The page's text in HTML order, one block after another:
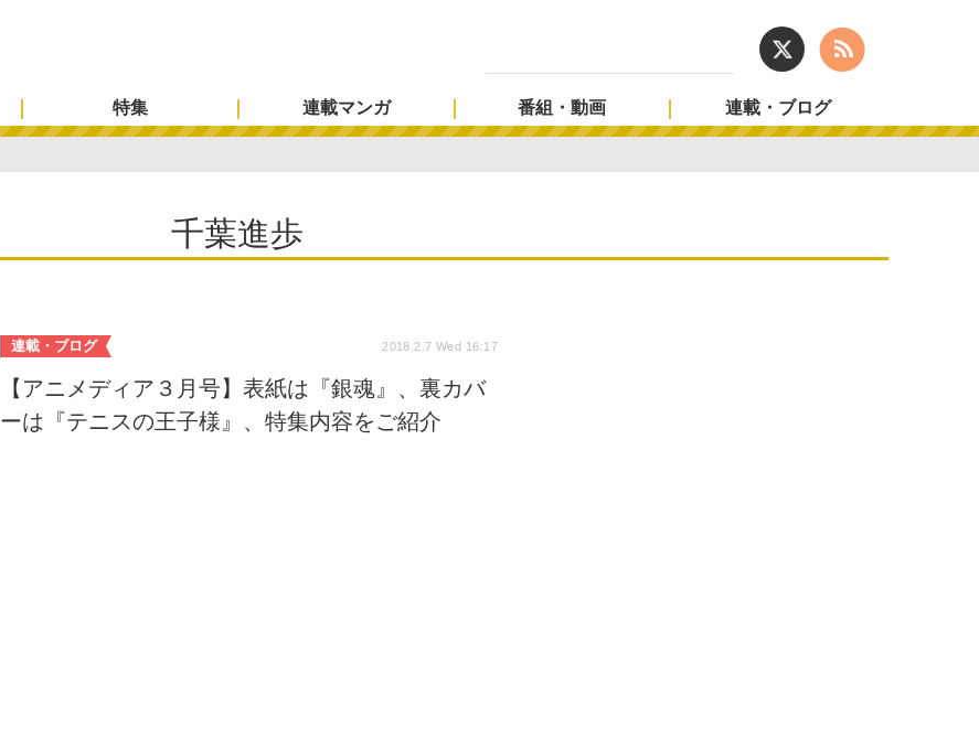
特集 連載マンガ 番組・動画 連載・ブログ
千葉進歩
連載・ブログ 2018.2.7 Wed 16:17
【アニメディア３月号】表紙は『銀魂』、裏カバ
ーは『テニスの王子様』、特集内容をご紹介